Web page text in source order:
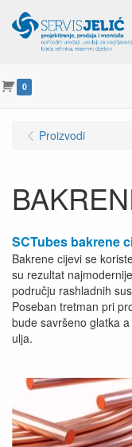
0
Proizvodi
SCTubes bakrene
Bakrene cijevi se
su rezultat
području rashladnih
Poseban tretman pri
bude savršeno glatka
ulja.